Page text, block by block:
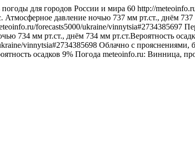
для городов России и мира 60 http://
Атмосферное давление ночью 737 мм рт.ст., днём 737
forecasts5000/ukraine/vinnytsia#2734385697
734 мм рт.ст., днём 734 мм рт.ст.Вероятность
vinnytsia#2734385698 Облачно с прояснениями,
осадков 9% Погода meteoinfo.ru: Винница,